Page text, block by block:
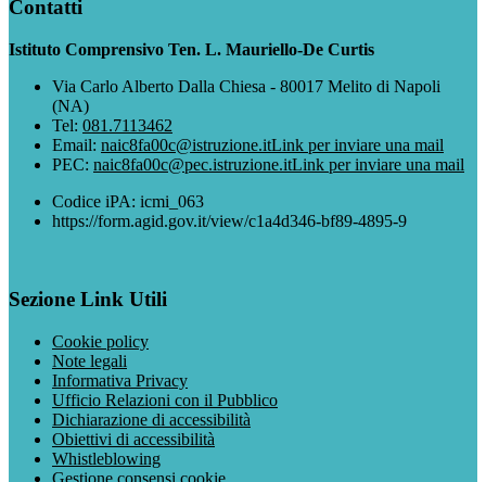
Contatti
Istituto Comprensivo Ten. L. Mauriello-De Curtis
Via Carlo Alberto Dalla Chiesa - 80017 Melito di Napoli
(NA)
Tel: 081.7113462
Email: naic8fa00c@istruzione.itLink per inviare una mail
PEC: naic8fa00c@pec.istruzione.itLink per inviare una mail
Codice iPA: icmi_063
https://form.agid.gov.it/view/c1a4d346-bf89-4895-9
Sezione Link Utili
Cookie policy
Note legali
Informativa Privacy
Ufficio Relazioni con il Pubblico
Dichiarazione di accessibilità
Obiettivi di accessibilità
Whistleblowing
Gestione consensi cookie